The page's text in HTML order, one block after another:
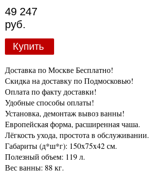
49 247
руб.
Купить
Доставка по Москве Бесплатно!
Скидка на доставку по Подмосковью!
Оплата по факту доставки!
Удобные способы оплаты!
Установка, демонтаж вывоз ванны!
Европейская форма, расширенная чаша.
Лёгкость ухода, простота в обслуживании.
Габариты (д*ш*г): 150x75x42 см.
Полезный объем: 119 л.
Вес ванны: 88 кг.